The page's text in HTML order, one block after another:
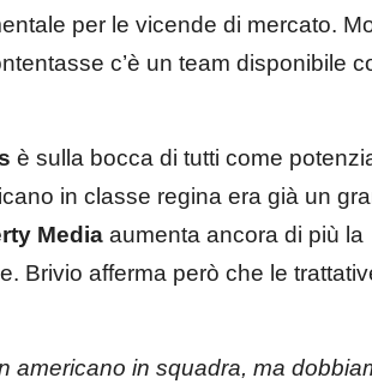
per le vicende di mercato.
c’è un team disponibile
è sulla bocca di tutti come
in classe regina era già un
Media aumenta ancora di più la
Brivio afferma però che le
americano in squadra, ma